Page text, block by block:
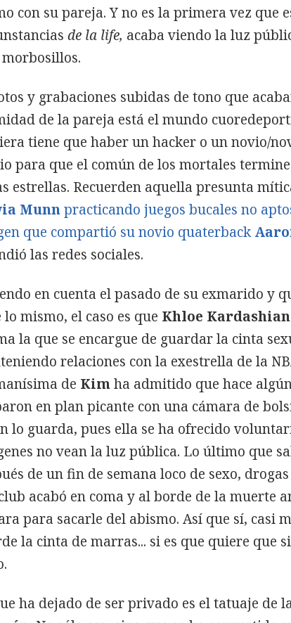
con su pareja. Y no es la primera vez que
de la life, acaba viendo la luz
y grabaciones subidas de tono que
de la pareja está el mundo
tiene que haber un hacker o un novio/
para que el común de los mortales
estrellas. Recuerden aquella presunta
Munnpracticando juegos bucales no
que compartió su novio quaterback
las redes sociales.
en cuenta el pasado de su exmarido y
lo mismo, el caso es que Khloe Kardashian
la que se encargue de guardar la cinta
relaciones con la exestrella de la
de Kimha admitido que hace
en plan picante con una cámara de
lo guarda, pues ella se ha ofrecido
no vean la luz pública. Lo último que
de un fin de semana loco de sexo,
acabó en coma y al borde de la muerte
para sacarle del abismo. Así que sí, casi
la cinta de marras... si es que quiere que
ha dejado de ser privado es el tatuaje de